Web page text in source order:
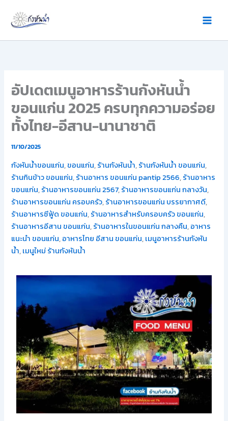
content
อัปเดตเมนูอาหารร้านกังหันน้ำ
ขอนแก่น 2025 ครบทุกความอร่อย
ทั้งไทย-อีสาน-นานาชาติ
11/10/2025
กังหันน้ำขอนแก่น,ขอนแก่น,ร้านกังหันน้ำ,ร้านกังหันน้ำ ขอนแก่น,
ร้านกินข้าว ขอนแก่น,ร้านอาหาร ขอนแก่น pantip 2566,ร้านอาหาร
ขอนแก่น,ร้านอาหารขอนแก่น 2567,ร้านอาหารขอนแก่น กลางวัน,
ร้านอาหารขอนแก่น ครอบครัว,ร้านอาหารขอนแก่น บรรยากาศดี,
ร้านอาหารซีฟู้ด ขอนแก่น,ร้านอาหารสำหรับครอบครัว ขอนแก่น,
ร้านอาหารอีสาน ขอนแก่น,ร้านอาหารในขอนแก่น กลางคืน,อาหาร
แนะนำ ขอนแก่น,อาหารไทย อีสาน ขอนแก่น,เมนูอาหารร้านกังหัน
น้ำ,เมนูใหม่ ร้านกังหันน้ำ